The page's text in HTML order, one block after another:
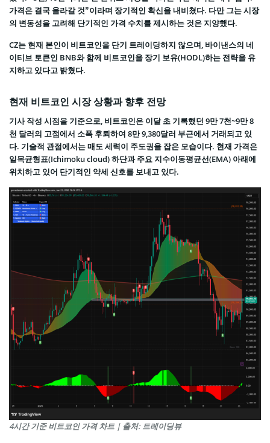
가격은 결국 올라갈 것”이라며 장기적인 확신을 내비쳤다. 다만 그는 시장
의 변동성을 고려해 단기적인 가격 수치를 제시하는 것은 지양했다.
CZ는 현재 본인이 비트코인을 단기 트레이딩하지 않으며, 바이낸스의 네
이티브 토큰인 BNB와 함께 비트코인을 장기 보유(HODL)하는 전략을 유
지하고 있다고 밝혔다.
현재 비트코인 시장 상황과 향후 전망
기사 작성 시점을 기준으로, 비트코인은 이달 초 기록했던 9만 7천~9만 8
천 달러의 고점에서 소폭 후퇴하여 8만 9,380달러 부근에서 거래되고 있
다. 기술적 관점에서는 매도 세력이 주도권을 잡은 모습이다. 현재 가격은
일목균형표(Ichimoku cloud) 하단과 주요 지수이동평균선(EMA) 아래에
위치하고 있어 단기적인 약세 신호를 보내고 있다.
4시간 기준 비트코인 가격 차트 | 출처: 트레이딩뷰